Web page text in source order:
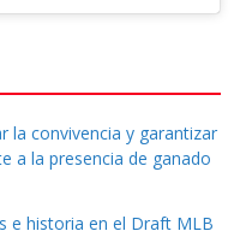
la convivencia y garantizar
a la presencia de ganado
e historia en el Draft MLB